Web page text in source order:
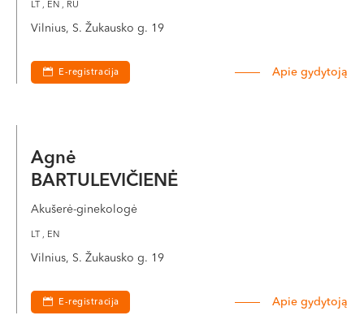
LT , EN , RU
Vilnius, S. Žukausko g. 19
E-registracija Apie gydytoją
Agnė
BARTULEVIČIENĖ
Akušerė-ginekologė
LT , EN
Vilnius, S. Žukausko g. 19
E-registracija Apie gydytoją